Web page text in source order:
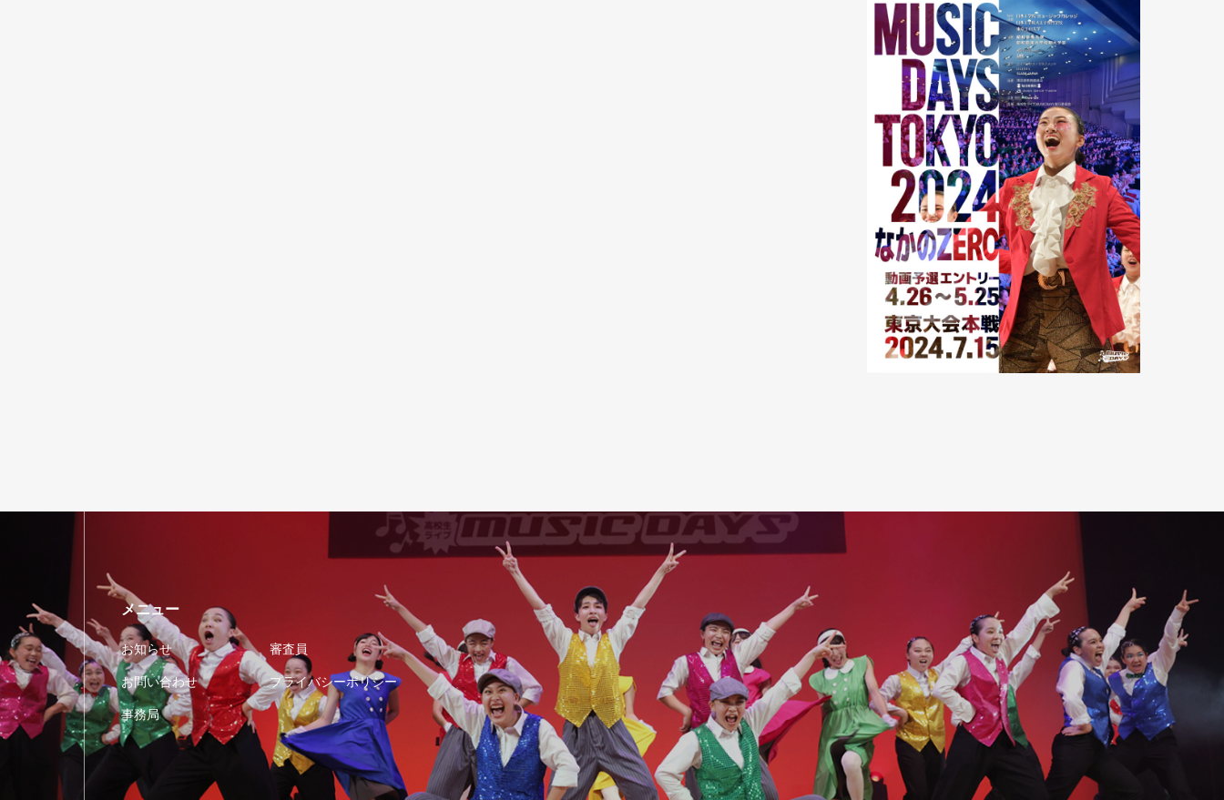
メニュー
お知らせ 審査員
お問い合わせ プライバシーポリシー
事務局